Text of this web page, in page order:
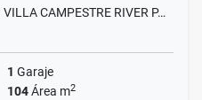
CAMPESTRE RIVER P…
1 Garaje
104Área m2